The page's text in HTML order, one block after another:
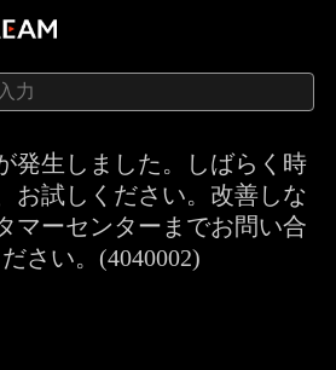
発生しました。しばらく時
お試しください。改善しな
マーセンターまでお問い合
さい。(4040002)